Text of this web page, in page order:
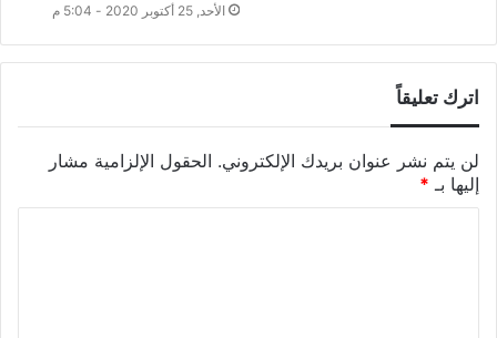
الأحد, 25 أكتوبر 2020 - 5:04 م
اترك تعليقاً
لن يتم نشر عنوان بريدك الإلكتروني. الحقول الإلزامية مشار
إليها بـ *